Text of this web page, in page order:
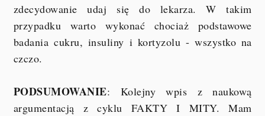
zdecydowanie udaj się do lekarza. W takim
przypadku warto wykonać chociaż podstawowe
badania cukru, insuliny i kortyzolu - wszystko na
czczo.
PODSUMOWANIE: Kolejny wpis z naukową
argumentacją z cyklu FAKTY I MITY. Mam